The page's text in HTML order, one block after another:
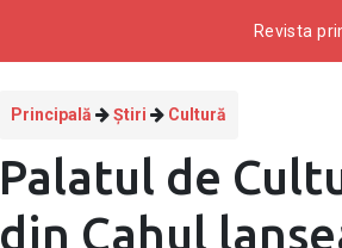
Revista
Principală Știri Cultură
Palatul de
din Cahul